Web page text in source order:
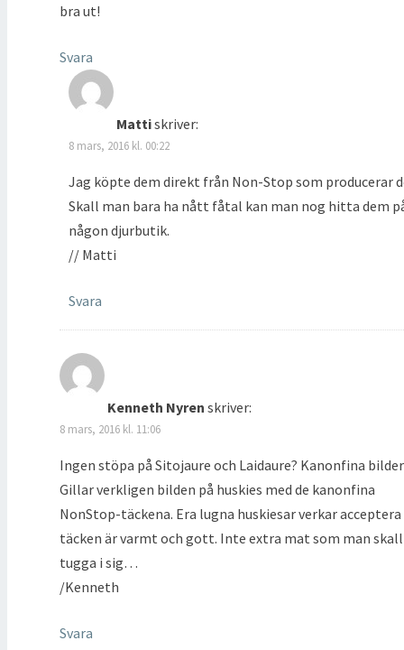
bra ut!
Svara
Mattiskriver:
8 mars, 2016 kl. 00:22
Jag köpte dem direkt från Non-Stop som producerar
Skall man bara ha nått fåtal kan man nog hitta dem
någon djurbutik.
// Matti
Svara
Kenneth Nyren skriver:
8 mars, 2016 kl. 11:06
Ingen stöpa på Sitojaure och Laidaure? Kanonfina
Gillar verkligen bilden på huskies med de kanonfina
NonStop-täckena. Era lugna huskiesar verkar
täcken är varmt och gott. Inte extra mat som man skall
tugga i sig…
/Kenneth
Svara